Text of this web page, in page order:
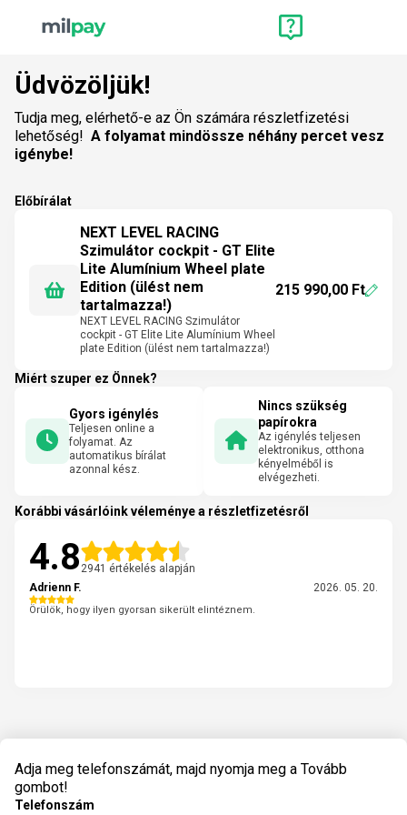
Üdvözöljük!
Tudja meg, elérhető-e az Ön számára részletfizetési
lehetőség! A folyamat mindössze néhány percet vesz
igénybe!
Előbírálat
NEXT LEVEL RACING
Szimulátor cockpit - GT Elite
Lite Alumínium Wheel plate
Edition (ülést nem
tartalmazza!)
NEXT LEVEL RACING Szimulátor
cockpit - GT Elite Lite Alumínium Wheel
plate Edition (ülést nem tartalmazza!)
215 990,00 Ft
Miért szuper ez Önnek?
Gyors igénylés
Teljesen online a
folyamat. Az
automatikus bírálat
azonnal kész.
Nincs szükség
papírokra
Az igénylés teljesen
elektronikus, otthona
kényelméből is
elvégezheti.
Korábbi vásárlóink véleménye a részletfizetésről
4.8 2941 értékelés alapján
Adrienn F.
2026. 05. 20.
Örülök, hogy ilyen gyorsan sikerült elintéznem.
Adja meg telefonszámát, majd nyomja meg a Tovább
gombot!
Telefonszám